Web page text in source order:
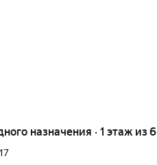
назначения · 1 этаж из 6
17